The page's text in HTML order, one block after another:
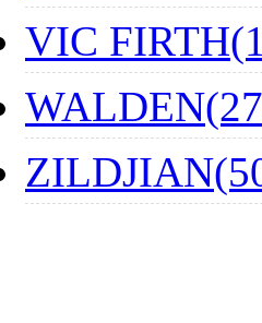
VIC